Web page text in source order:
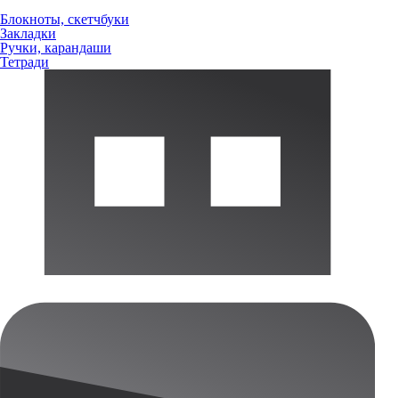
Блокноты, скетчбуки
Закладки
Ручки, карандаши
Тетради